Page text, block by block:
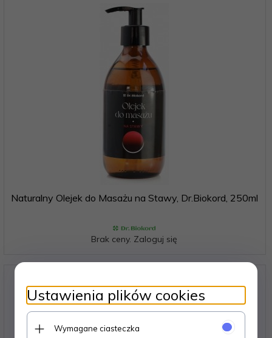
Naturalny Olejek do Masażu na Stawy, Dr.Biokord, 250ml
Brak ceny. Zaloguj się
Ustawienia plików cookies
Wymagane ciasteczka